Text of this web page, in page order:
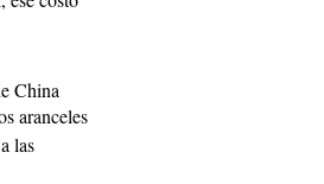
China
aranceles
las